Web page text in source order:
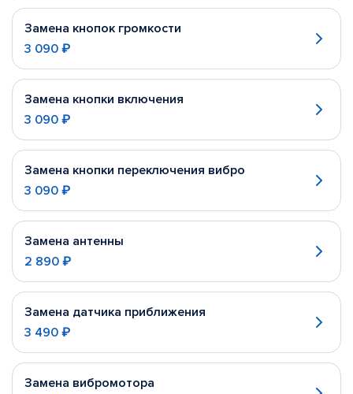
Замена кнопок громкости
3 090 ₽
Замена кнопки включения
3 090 ₽
Замена кнопки переключения вибро
3 090 ₽
Замена антенны
2 890 ₽
Замена датчика приближения
3 490 ₽
Замена вибромотора